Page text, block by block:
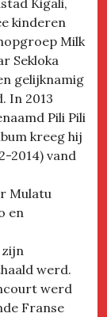
kinderen
Milk
Sekloka
gelijknamig
In 2013
Pili Pili
kreeg hij
2014) vand
Mulatu
en
werd.
werd
Franse